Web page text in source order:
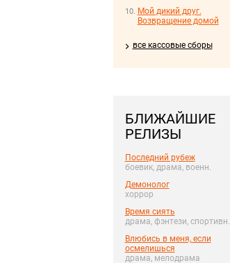
Мой дикий друг.
Возвращение домой
все кассовые сборы
БЛИЖАЙШИЕ
РЕЛИЗЫ
Последний рубеж
боевик, драма, военн.
Демонолог
хоррор
Время сиять
драма, фэнтези, спортивн.
Влюбись в меня, если
осмелишься
драма, мелодрама